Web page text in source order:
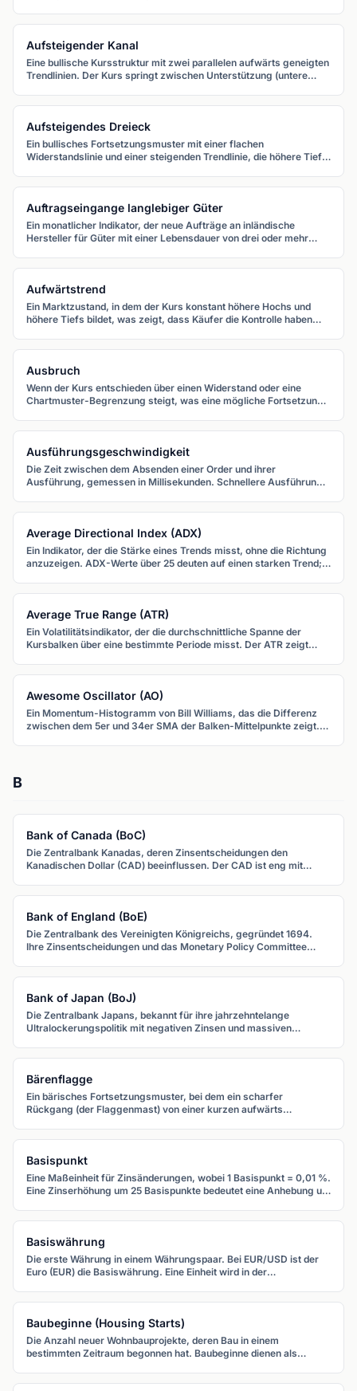
Aufsteigender Kanal
Eine bullische Kursstruktur mit zwei parallelen aufwärts geneigten
Trendlinien. Der Kurs springt zwischen Unterstützung (untere
Aufsteigendes Dreieck
Ein bullisches Fortsetzungsmuster mit einer flachen
Widerstandslinie und einer steigenden Trendlinie, die höhere Tiefs
Auftragseingange langlebiger Güter
Ein monatlicher Indikator, der neue Aufträge an inländische
Hersteller für Güter mit einer Lebensdauer von drei oder mehr
Aufwärtstrend
Ein Marktzustand, in dem der Kurs konstant höhere Hochs und
höhere Tiefs bildet, was zeigt, dass Käufer die Kontrolle haben
Ausbruch
Wenn der Kurs entschieden über einen Widerstand oder eine
Chartmuster-Begrenzung steigt, was eine mögliche Fortsetzung
Ausführungsgeschwindigkeit
Die Zeit zwischen dem Absenden einer Order und ihrer
Ausführung, gemessen in Millisekunden. Schnellere Ausführung
Average Directional Index (ADX)
Ein Indikator, der die Stärke eines Trends misst, ohne die Richtung
anzuzeigen. ADX-Werte über 25 deuten auf einen starken Trend;
Average True Range (ATR)
Ein Volatilitätsindikator, der die durchschnittliche Spanne der
Kursbalken über eine bestimmte Periode misst. Der ATR zeigt
Awesome Oscillator (AO)
Ein Momentum-Histogramm von Bill Williams, das die Differenz
zwischen dem 5er und 34er SMA der Balken-Mittelpunkte zeigt.
B
Bank of Canada (BoC)
Die Zentralbank Kanadas, deren Zinsentscheidungen den
Kanadischen Dollar (CAD) beeinflussen. Der CAD ist eng mit
Bank of England (BoE)
Die Zentralbank des Vereinigten Königreichs, gegründet 1694.
Ihre Zinsentscheidungen und das Monetary Policy Committee
Bank of Japan (BoJ)
Die Zentralbank Japans, bekannt für ihre jahrzehntelange
Ultralockerungspolitik mit negativen Zinsen und massiven
Bärenflagge
Ein bärisches Fortsetzungsmuster, bei dem ein scharfer
Rückgang (der Flaggenmast) von einer kurzen aufwärts
Basispunkt
Eine Maßeinheit für Zinsänderungen, wobei 1 Basispunkt = 0,01 %.
Eine Zinserhöhung um 25 Basispunkte bedeutet eine Anhebung um
Basiswährung
Die erste Währung in einem Währungspaar. Bei EUR/USD ist der
Euro (EUR) die Basiswährung. Eine Einheit wird in der
Baubeginne (Housing Starts)
Die Anzahl neuer Wohnbauprojekte, deren Bau in einem
bestimmten Zeitraum begonnen hat. Baubeginne dienen als